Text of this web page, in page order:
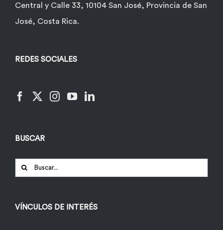
Central y Calle 33, 10104 San José, Provincia de San
José, Costa Rica.
REDES SOCIALES
BUSCAR
Buscar:
VÍNCULOS DE INTERÉS